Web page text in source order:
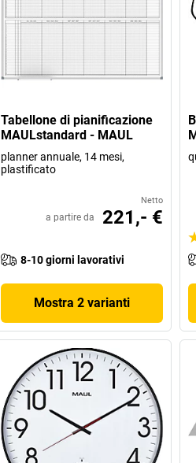
Tabellone di pianificazione
MAULstandard - MAUL
planner annuale, 14 mesi,
plastificato
Netto
a partire da 221,- €
8-10 giorni lavorativi
Mostra 2 varianti